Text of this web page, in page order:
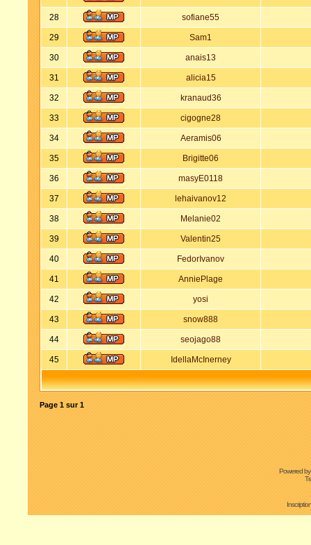
28 sofiane55
29 Sam1
30 anais13
31 alicia15
32 kranaud36
33 cigogne28
34 Aeramis06
35 Brigitte06
36 masyE0118
37 lehaivanov12
38 Melanie02
39 Valentin25
40 FedorIvanov
41 AnniePlage
42 yosi
43 snow888
44 seojago88
45 IdellaMcInerney
Page 1 sur1
Powered by